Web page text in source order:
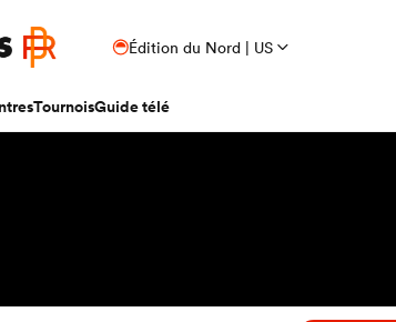
Édition du Nord | US
TournoisGuide télé